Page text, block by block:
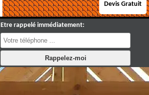
Devis Gratuit
Etre rappelé immédiatement: